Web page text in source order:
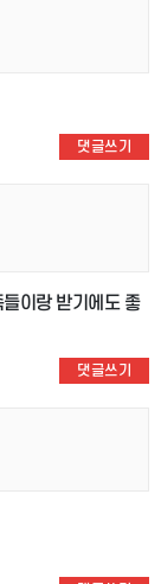
댓글쓰기
이랑 받기에도 좋
댓글쓰기